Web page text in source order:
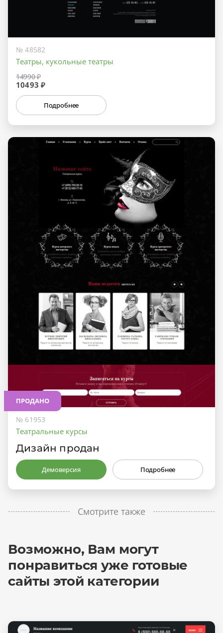
№ 48582
Театры, кукольные театры
14990 ₽
10493 ₽
Подробнее
ПРОДАНО
№ 61953
Театральные курсы
Дизайн продан
Демоверсия Подробнее
Смотрите также
Возможно, Вам могут
понравиться уже готовые
сайты этой категории